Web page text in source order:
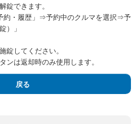
錠できます。
約・履歴」⇒予約中のクルマを選択⇒予
）」
錠してください。
ンは返却時のみ使用します。
戻る